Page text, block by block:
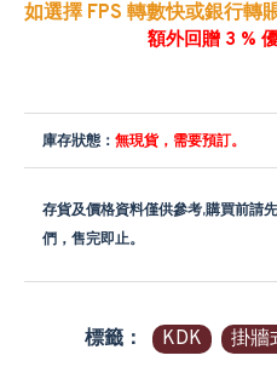
如選擇 FPS 轉數快或銀行轉
額外回贈 3 %
庫存狀態： 無現貨，需要預訂。
存貨及價格資料僅供參考,購買前請
們，售完即止。
標籤： KDK 掛牆